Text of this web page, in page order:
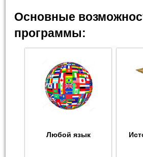
Основные
программы:
Любой язык